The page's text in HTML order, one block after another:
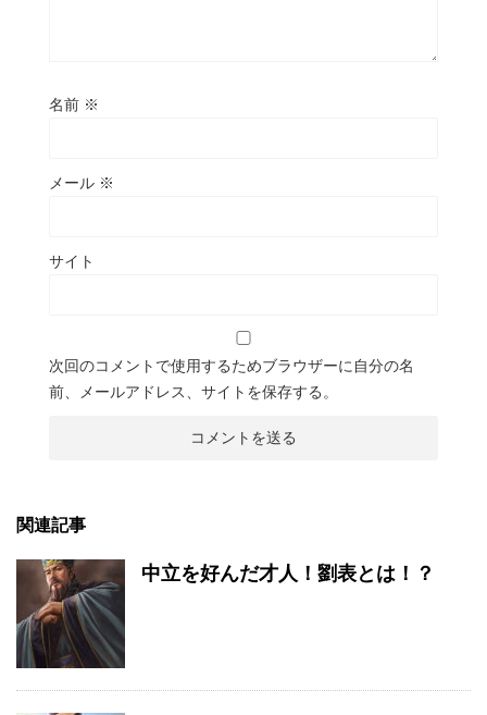
名前 ※
メール ※
サイト
次回のコメントで使用するためブラウザーに自分の名
前、メールアドレス、サイトを保存する。
関連記事
中立を好んだ才人！劉表とは！？